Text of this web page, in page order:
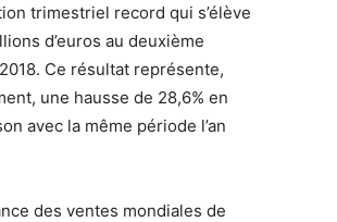
trimestriel record qui s’élève
d’euros au deuxième
Ce résultat représente,
une hausse de 28,6% en
avec la même période l’an
des ventes mondiales de